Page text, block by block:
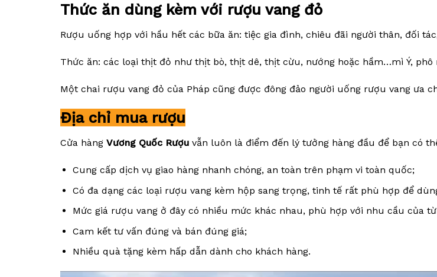
Thức ăn dùng kèm với rượu vang đỏ
Rượu uống hợp với hầu hết các bữa ăn: tiệc gia đình, chiêu đãi người thân, đối
Thức ăn: các loại thịt đỏ như thịt bò, thịt dê, thịt cừu, nướng hoặc hầm…mì Ý, phô
Một chai rượu vang đỏ của Pháp cũng được đông đảo người uống rượu vang ưa
Địa chỉ mua rượu
Cửa hàng Vương Quốc Rượu vẫn luôn là điểm đến lý tưởng hàng đầu để bạn có
Cung cấp dịch vụ giao hàng nhanh chóng, an toàn trên phạm vi toàn quốc;
Có đa dạng các loại rượu vang kèm hộp sang trọng, tinh tế rất phù hợp để
Mức giá rượu vang ở đây có nhiều mức khác nhau, phù hợp với nhu cầu của
Cam kết tư vấn đúng và bán đúng giá;
Nhiều quà tặng kèm hấp dẫn dành cho khách hàng.